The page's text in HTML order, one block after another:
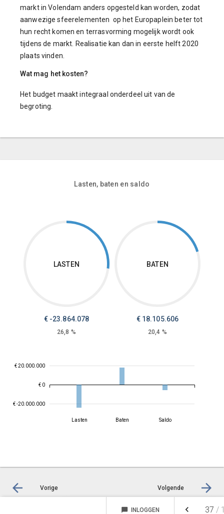
markt in Volendam anders opgesteld kan worden, zodat
aanwezige sfeerelementen op het Europaplein beter tot
hun recht komen en terrasvorming mogelijk wordt ook
tijdens de markt. Realisatie kan dan in eerste helft 2020
plaats vinden.
Wat mag het kosten?
Het budget maakt integraal onderdeel uit van de
begroting.
Lasten, baten en saldo
LASTEN
€ -23.864.078
26,8 %
BATEN
€ 18.105.606
20,4 %
€ -20.000.000
€ 0
€ 20.000.000
Lasten Baten Saldo
Vorige Volgende
chat_bubble INLOGGEN keyboard_arrow_left 37 /